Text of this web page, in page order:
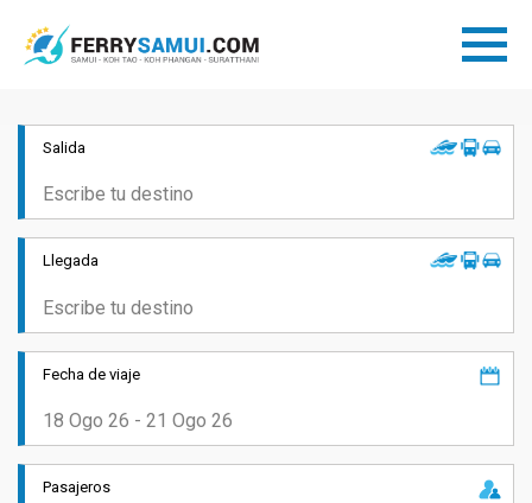
Salida
Llegada
Fecha de viaje
Pasajeros